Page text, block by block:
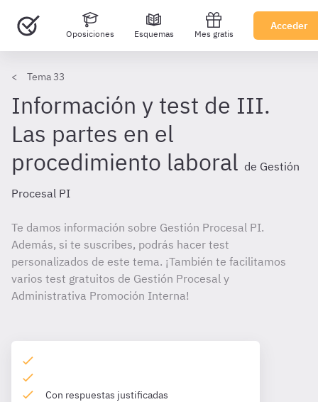
Oposiciones Esquemas Mes gratis
Acceder
Tema 33
Información y test de III.
Las partes en el
procedimiento laboral de Gestión
Procesal PI
Te damos información sobre Gestión Procesal PI.
Además, si te suscribes, podrás hacer test
personalizados de este tema. ¡También te facilitamos
varios test gratuitos de Gestión Procesal y
Administrativa Promoción Interna!
Con respuestas justificadas